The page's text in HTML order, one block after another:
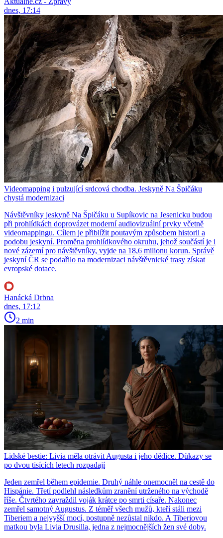
dnes, 17:14
Videomapping i pulzující srdcová chodba. Jeskyně Na Špičáku
chystá modernizaci
Návštěvníky jeskyně Na Špičáku u Supíkovic na Jesenicku budou
při prohlídkách doprovázet moderní audiovizuální prvky včetně
videomappingu. Cílem je přiblížit poutavým způsobem historii a
podobu jeskyní. Proměna prohlídkového okruhu, jehož součástí je i
nové zázemí pro návštěvníky, vyjde na 18,6 milionu korun. Správě
jeskyní ČR se podařilo na modernizaci návštěvnické trasy získat
evropské dotace.
Hanácká Drbna
dnes, 17:12
2 min
Lidské bestie: Livia měla otrávit Augusta i jeho dědice. Důkazy se
po dvou tisících letech rozpadají
Jeden zemřel během epidemie. Druhý náhle onemocněl na cestě do
Hispánie. Třetí podlehl následkům zranění utrženého na východě
říše. Čtvrtého zavraždil voják krátce po smrti císaře. Nakonec
zemřel samotný Augustus. Z téměř všech mužů, kteří stáli mezi
Tiberiem a nejvyšší mocí, postupně nezůstal nikdo. A Tiberiovou
matkou byla Livia Drusilla, jedna z nejmocnějších žen své doby.